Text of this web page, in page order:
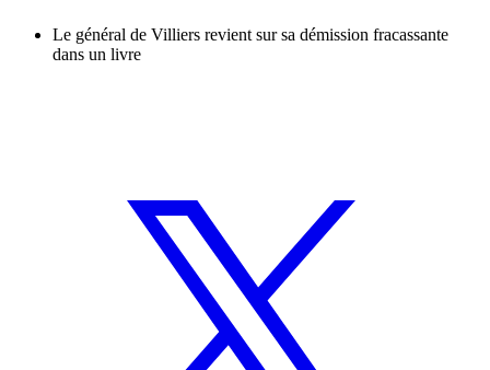
Le général de Villiers revient sur sa démission fracassante
dans un livre